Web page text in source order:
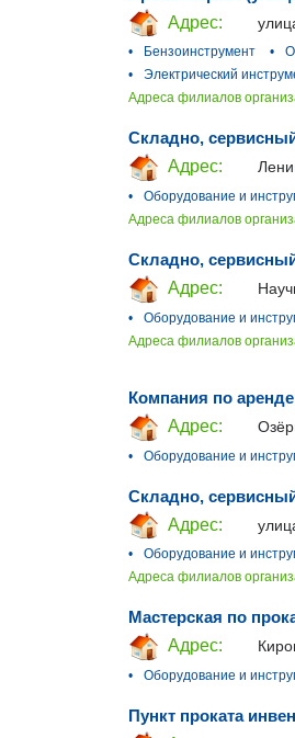
Адрес:
•
Бензоинструмент •
•
Электрический
Адреса филиалов
Складно,
Адрес:
•
Оборудование и
Адреса филиалов
Складно,
Адрес:
•
Оборудование и
Адреса филиалов
Компания по
Адрес:
•
Оборудование и
Складно,
Адрес:
•
Оборудование и
Адреса филиалов
Мастерская по
Адрес:
•
Оборудование и
Пункт проката